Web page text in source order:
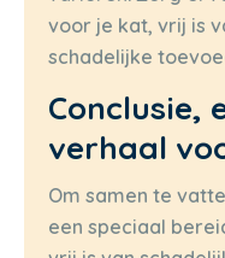
voor je kat, vrij is
schadelijke
Conclusie,
verhaal
Om samen te
een speciaal